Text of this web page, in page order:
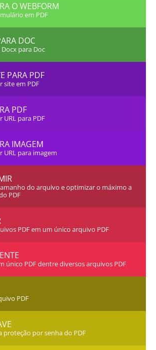
O WEBFORM
em PDF
DOC
para Doc
PARA PDF
site em PDF
PDF
URL para PDF
IMAGEM
URL para imagem
do arquivo e optimizar o máximo a
PDF
PDF em um único arquivo PDF
único PDF dentre diversos arquivos PDF
PDF
proteção por senha do PDF